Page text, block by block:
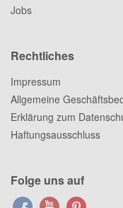
Jobs
Rechtliches
Impressum
Allgemeine
Erklärung zum
Haftungsausschluss
Folge uns auf